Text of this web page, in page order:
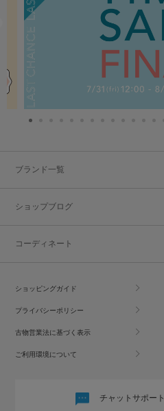
ブランド一覧
ショップブログ
コーディネート
ショッピングガイド
プライバシーポリシー
古物営業法に基づく表示
ご利用環境について
チャットサポート